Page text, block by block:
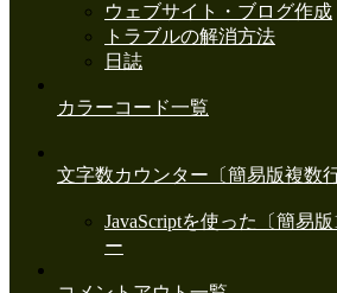
ウェブサイト・ブログ作成
トラブルの解消方法
日誌
カラーコード一覧
文字数カウンター〔簡易版複数
JavaScriptを使った〔簡易
ー